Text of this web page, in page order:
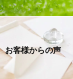
お客様からの声